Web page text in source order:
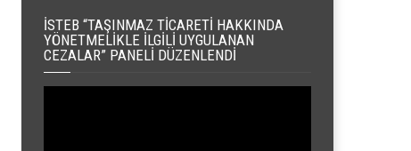
İSTEB “TAŞINMAZ TICARETI HAKKINDA
YÖNETMELIKLE İLGILI UYGULANAN
CEZALAR” PANELI DÜZENLENDI